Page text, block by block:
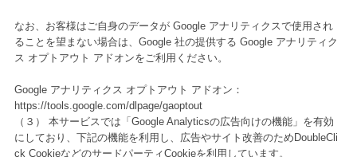
なお、お客様はご自身のデータが Google アナリティクスで使用され
ることを望まない場合は、Google 社の提供する Google アナリティク
ス オプトアウト アドオンをご利用ください。
Google アナリティクス オプトアウト アドオン：
https://tools.google.com/dlpage/gaoptout
（３） 本サービスでは「Google Analyticsの広告向けの機能」を有効
にしており、下記の機能を利用し、広告やサイト改善のためDoubleCli
ck CookieなどのサードパーティCookieを利用しています。